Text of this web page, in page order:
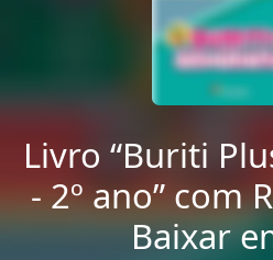
Livro “Buriti
- 2º ano” com
Baixar